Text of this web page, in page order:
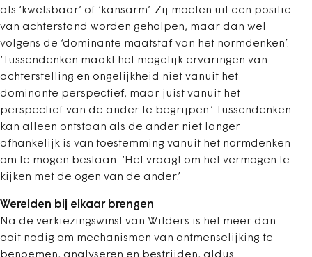
als ‘kwetsbaar’ of ‘kansarm’. Zij moeten uit een positie
van achterstand worden geholpen, maar dan wel
volgens de ‘dominante maatstaf van het normdenken’.
‘Tussendenken maakt het mogelijk ervaringen van
achterstelling en ongelijkheid niet vanuit het
dominante perspectief, maar juist vanuit het
perspectief van de ander te begrijpen.’ Tussendenken
kan alleen ontstaan als de ander niet langer
afhankelijk is van toestemming vanuit het normdenken
om te mogen bestaan. ‘Het vraagt om het vermogen te
kijken met de ogen van de ander.’
Werelden bij elkaar brengen
Na de verkiezingswinst van Wilders is het meer dan
ooit nodig om mechanismen van ontmenselijking te
benoemen, analyseren en bestrijden, aldus